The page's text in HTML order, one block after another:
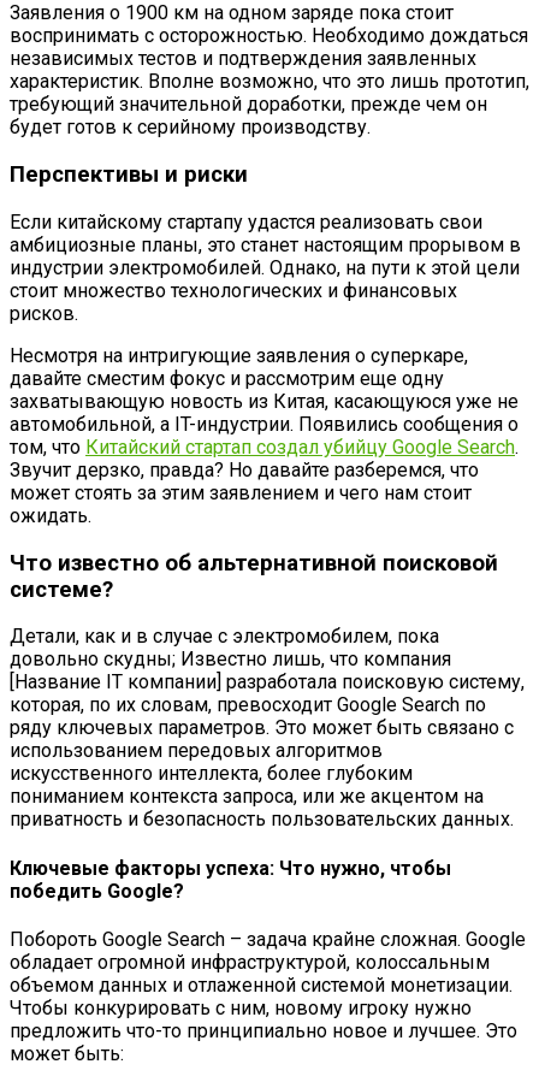
Заявления о 1900 км на одном заряде пока стоит
воспринимать с осторожностью. Необходимо дождаться
независимых тестов и подтверждения заявленных
характеристик. Вполне возможно, что это лишь прототип,
требующий значительной доработки, прежде чем он
будет готов к серийному производству.
Перспективы и риски
Если китайскому стартапу удастся реализовать свои
амбициозные планы, это станет настоящим прорывом в
индустрии электромобилей. Однако, на пути к этой цели
стоит множество технологических и финансовых
рисков.
Несмотря на интригующие заявления о суперкаре,
давайте сместим фокус и рассмотрим еще одну
захватывающую новость из Китая, касающуюся уже не
автомобильной, а IT-индустрии. Появились сообщения о
том, что Китайский стартап создал убийцу Google Search.
Звучит дерзко, правда? Но давайте разберемся, что
может стоять за этим заявлением и чего нам стоит
ожидать.
Что известно об альтернативной поисковой
системе?
Детали, как и в случае с электромобилем, пока
довольно скудны; Известно лишь, что компания
[Название IT компании] разработала поисковую систему,
которая, по их словам, превосходит Google Search по
ряду ключевых параметров. Это может быть связано с
использованием передовых алгоритмов
искусственного интеллекта, более глубоким
пониманием контекста запроса, или же акцентом на
приватность и безопасность пользовательских данных.
Ключевые факторы успеха: Что нужно, чтобы
победить Google?
Побороть Google Search – задача крайне сложная. Google
обладает огромной инфраструктурой, колоссальным
объемом данных и отлаженной системой монетизации.
Чтобы конкурировать с ним, новому игроку нужно
предложить что-то принципиально новое и лучшее. Это
может быть: